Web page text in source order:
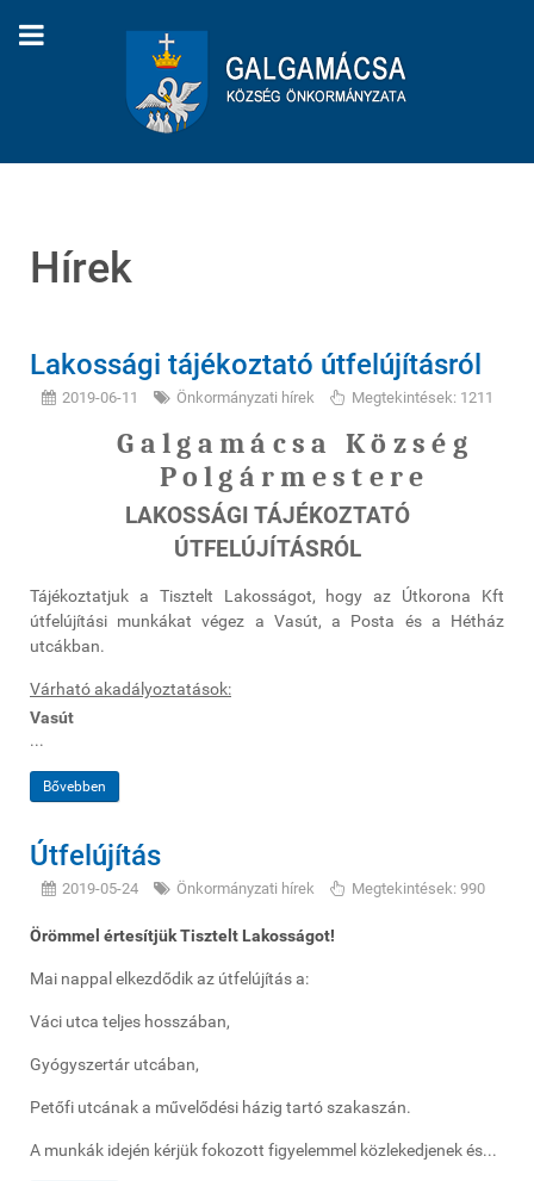
Hírek
Lakossági tájékoztató útfelújításról
2019-06-11 Önkormányzati hírek Megtekintések: 1211
Galgamácsa Község
Polgármestere
LAKOSSÁGI TÁJÉKOZTATÓ
ÚTFELÚJÍTÁSRÓL
Tájékoztatjuk a Tisztelt Lakosságot, hogy az Útkorona Kft
útfelújítási munkákat végez a Vasút, a Posta és a Hétház
utcákban.
Várható akadályoztatások:
Vasút
...
Bővebben
Útfelújítás
2019-05-24 Önkormányzati hírek Megtekintések: 990
Örömmel értesítjük Tisztelt Lakosságot!
Mai nappal elkezdődik az útfelújítás a:
Váci utca teljes hosszában,
Gyógyszertár utcában,
Petőfi utcának a művelődési házig tartó szakaszán.
A munkák idején kérjük fokozott figyelemmel közlekedjenek és...